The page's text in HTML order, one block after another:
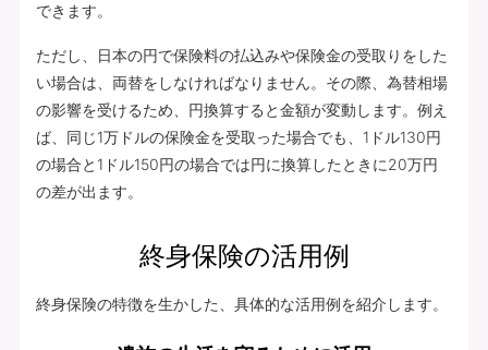
できます。
ただし、日本の円で保険料の払込みや保険金の受取りをした
い場合は、両替をしなければなりません。その際、為替相場
の影響を受けるため、円換算すると金額が変動します。例え
ば、同じ1万ドルの保険金を受取った場合でも、1ドル130円
の場合と1ドル150円の場合では円に換算したときに20万円
の差が出ます。
終身保険の活用例
終身保険の特徴を生かした、具体的な活用例を紹介します。